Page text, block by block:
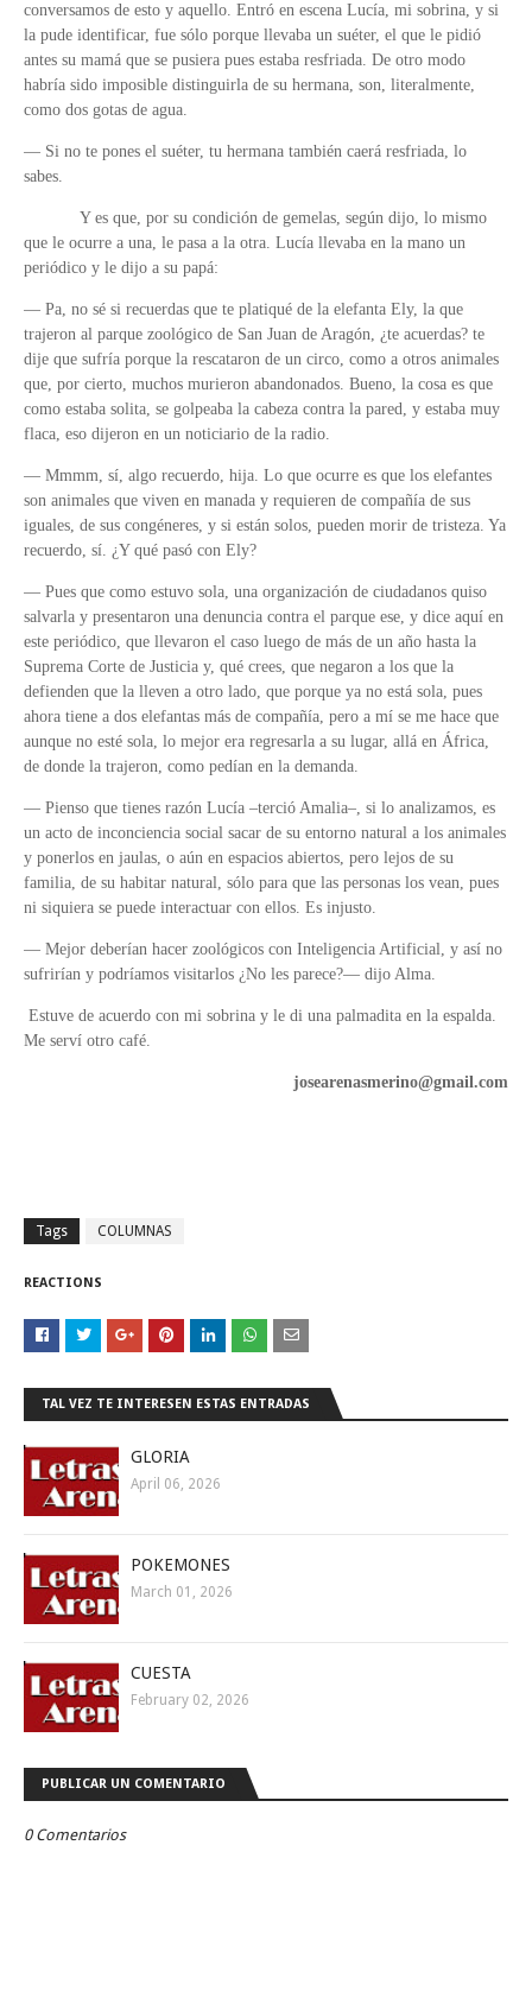
conversamos de esto y aquello. Entró en escena Lucía, mi sobrina, y si
la pude identificar, fue sólo porque llevaba un suéter, el que le pidió
antes su mamá que se pusiera pues estaba resfriada. De otro modo
habría sido imposible distinguirla de su hermana, son, literalmente,
como dos gotas de agua.
— Si no te pones el suéter, tu hermana también caerá resfriada, lo
sabes.
Y es que, por su condición de gemelas, según dijo, lo mismo
que le ocurre a una, le pasa a la otra. Lucía llevaba en la mano un
periódico y le dijo a su papá:
— Pa, no sé si recuerdas que te platiqué de la elefanta Ely, la que
trajeron al parque zoológico de San Juan de Aragón, ¿te acuerdas? te
dije que sufría porque la rescataron de un circo, como a otros animales
que, por cierto, muchos murieron abandonados. Bueno, la cosa es que
como estaba solita, se golpeaba la cabeza contra la pared, y estaba muy
flaca, eso dijeron en un noticiario de la radio.
— Mmmm, sí, algo recuerdo, hija. Lo que ocurre es que los elefantes
son animales que viven en manada y requieren de compañía de sus
iguales, de sus congéneres, y si están solos, pueden morir de tristeza. Ya
recuerdo, sí. ¿Y qué pasó con Ely?
— Pues que como estuvo sola, una organización de ciudadanos quiso
salvarla y presentaron una denuncia contra el parque ese, y dice aquí en
este periódico, que llevaron el caso luego de más de un año hasta la
Suprema Corte de Justicia y, qué crees, que negaron a los que la
defienden que la lleven a otro lado, que porque ya no está sola, pues
ahora tiene a dos elefantas más de compañía, pero a mí se me hace que
aunque no esté sola, lo mejor era regresarla a su lugar, allá en África,
de donde la trajeron, como pedían en la demanda.
— Pienso que tienes razón Lucía –terció Amalia–, si lo analizamos, es
un acto de inconciencia social sacar de su entorno natural a los animales
y ponerlos en jaulas, o aún en espacios abiertos, pero lejos de su
familia, de su habitar natural, sólo para que las personas los vean, pues
ni siquiera se puede interactuar con ellos. Es injusto.
— Mejor deberían hacer zoológicos con Inteligencia Artificial, y así no
sufrirían y podríamos visitarlos ¿No les parece?— dijo Alma.
Estuve de acuerdo con mi sobrina y le di una palmadita en la espalda.
Me serví otro café.
josearenasmerino@gmail.com
Tags COLUMNAS
REACTIONS
TAL VEZ TE INTERESEN ESTAS ENTRADAS
GLORIA
April 06, 2026
POKEMONES
March 01, 2026
CUESTA
February 02, 2026
PUBLICAR UN COMENTARIO
0 Comentarios